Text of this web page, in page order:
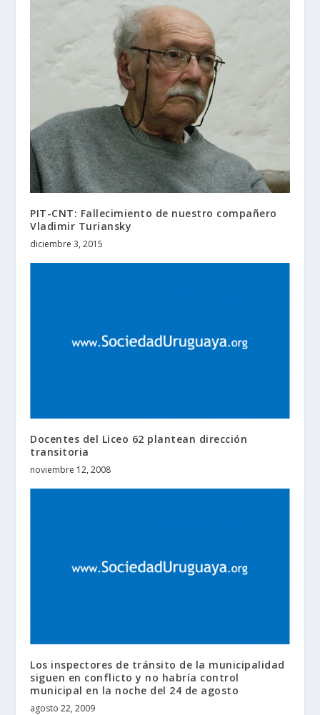
PIT-CNT: Fallecimiento de nuestro compañero
Vladimir Turiansky
diciembre 3, 2015
Docentes del Liceo 62 plantean dirección
transitoria
noviembre 12, 2008
Los inspectores de tránsito de la municipalidad
siguen en conflicto y no habría control
municipal en la noche del 24 de agosto
agosto 22, 2009